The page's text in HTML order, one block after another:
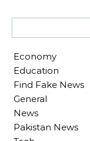
Economy
Education
Find Fake News
General
News
Pakistan News